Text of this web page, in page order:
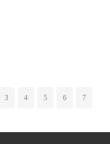
3 4 5 6 7